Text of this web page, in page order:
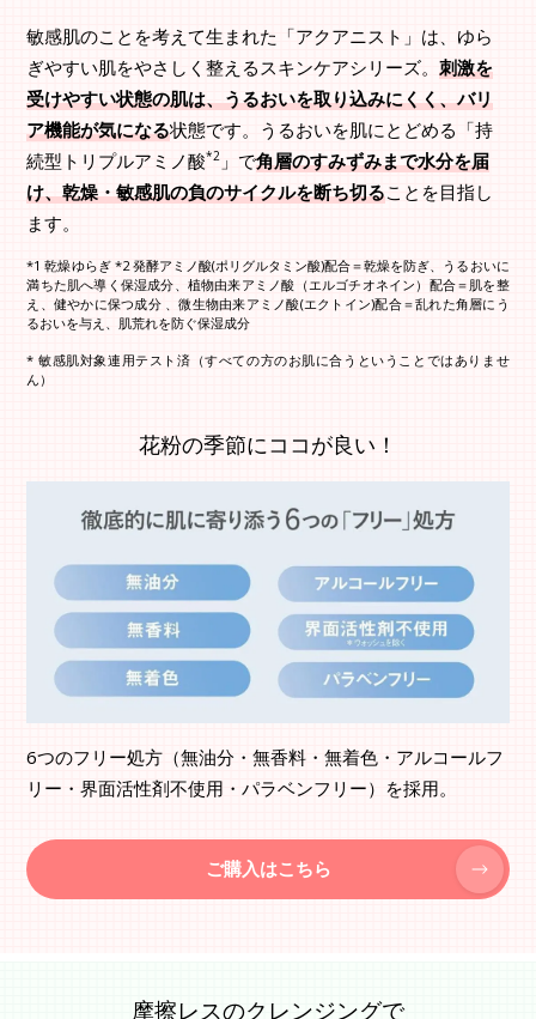
敏感肌のことを考えて生まれた「アクアニスト」は、ゆら
ぎやすい肌をやさしく整えるスキンケアシリーズ。刺激を
受けやすい状態の肌は、うるおいを取り込みにくく、バリ
ア機能が気になる状態です。うるおいを肌にとどめる「持
続型トリプルアミノ酸*2 」で角層のすみずみまで水分を届
け、乾燥・敏感肌の負のサイクルを断ち切ることを目指し
ます。
*1 乾燥ゆらぎ *2 発酵アミノ酸(ポリグルタミン酸)配合＝乾燥を防ぎ、うるおいに
満ちた肌へ導く保湿成分、植物由来アミノ酸（エルゴチオネイン）配合＝肌を整
え、健やかに保つ成分 、微生物由来アミノ酸(エクトイン)配合＝乱れた角層にう
るおいを与え、肌荒れを防ぐ保湿成分
* 敏感肌対象連用テスト済（すべての方のお肌に合うということではありませ
ん）
花粉の季節にココが良い！
6つのフリー処方（無油分・無香料・無着色・アルコールフ
リー・界面活性剤不使用・パラベンフリー）を採用。
ご購入はこちら
摩擦レスのクレンジングで